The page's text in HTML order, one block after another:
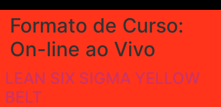
Formato de Curso:
On-line ao Vivo
LEAN SIX SIGMA YELLOW
BELT